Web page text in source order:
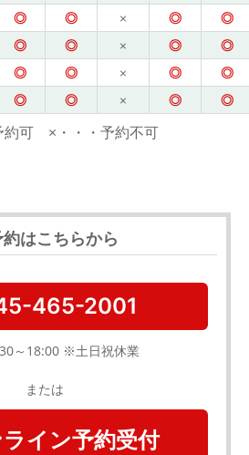
◎ ◎ × ◎
◎
◎ ◎ × ◎
◎
◎ ◎ × ◎
◎
◎ ◎ × ◎ ◎
約可 ×・・・予約不可
約はこちらから
465-2001
～18:00 ※土日祝休業
または
イン予約受付